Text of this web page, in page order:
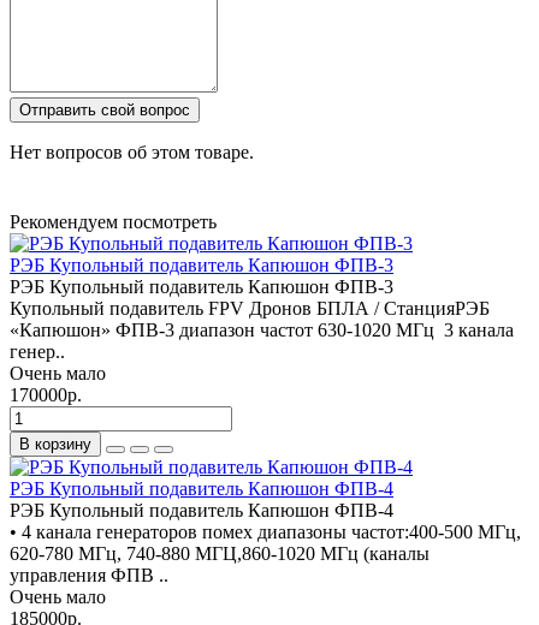
Отправить свой вопрос
Нет вопросов об этом товаре.
Рекомендуем посмотреть
РЭБ Купольный подавитель Капюшон ФПВ-3
РЭБ Купольный подавитель Капюшон ФПВ-3
Купольный подавитель FPV Дронов БПЛА / СтанцияРЭБ
«Капюшон» ФПВ-3 диапазон частот 630-1020 МГц 3 канала
генер..
Очень мало
170000р.
В корзину
РЭБ Купольный подавитель Капюшон ФПВ-4
РЭБ Купольный подавитель Капюшон ФПВ-4
• 4 канала генераторов помех диапазоны частот:400-500 МГц,
620-780 МГц, 740-880 МГЦ,860-1020 МГц (каналы
управления ФПВ ..
Очень мало
185000р.